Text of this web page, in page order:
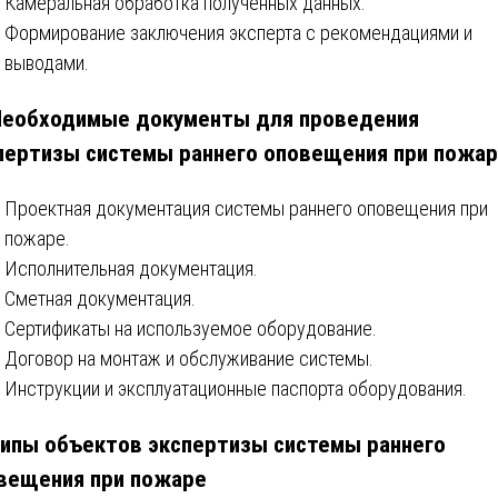
Формирование заключения эксперта с рекомендациями и
выводами.
документы для проведения
системы раннего оповещения при
Проектная документация системы раннего оповещения при
пожаре.
Исполнительная документация.
Сметная документация.
Сертификаты на используемое оборудование.
Договор на монтаж и обслуживание системы.
Инструкции и эксплуатационные паспорта оборудования.
объектов экспертизы системы раннего
при пожаре